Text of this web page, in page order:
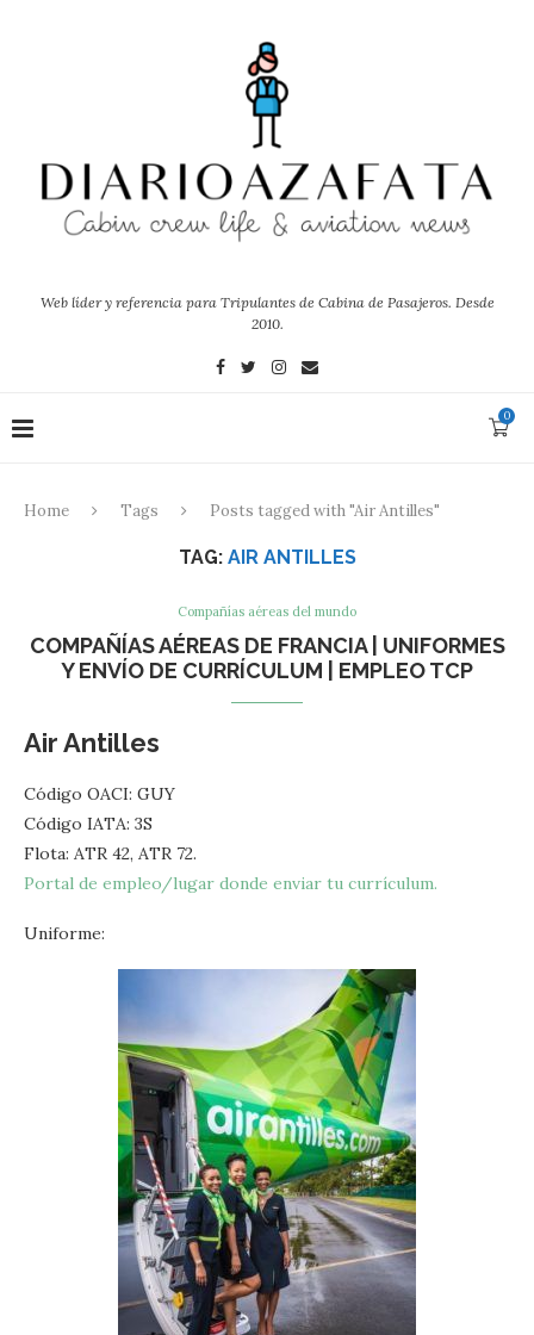
Web líder y referencia para Tripulantes de Cabina de Pasajeros. Desde
2010.
0
Home Tags Posts tagged with "Air Antilles"
TAG: AIR ANTILLES
Compañías aéreas del mundo
COMPAÑÍAS AÉREAS DE FRANCIA | UNIFORMES
Y ENVÍO DE CURRÍCULUM | EMPLEO TCP
Air Antilles
Código OACI: GUY
Código IATA: 3S
Flota: ATR 42, ATR 72.
Portal de empleo/lugar donde enviar tu currículum.
Uniforme: